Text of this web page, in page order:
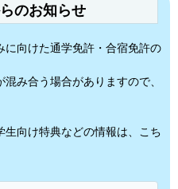
のお知らせ
に向けた通学免許・合宿免許の
み合う場合がありますので、
向け特典などの情報は、こち